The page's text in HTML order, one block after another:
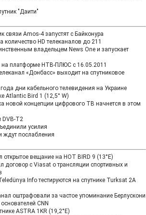
"Даити"
связи Amos-4 запустят с Байконура
количество HD телеканалов до 211
владельцем News One и запускает
на платформе НТВ-ПЛЮС с 16.05.2011
«Донбасс» выходит на спутниковое
дни кабельного телевидения на Украине
Atlantic Bird 1 (12,5° W)
новой концепции цифрового ТВ начнется в этом
DVB-T2
усилия
ждут послабления
открытое вещание на HOT BIRD 9 (13°E)
договор с Viasat о трансляции спортивных и
Info тестируются на спутнике Turksat 2A
оштрафовали за частое упоминание Берлускони
CNN
ASTRA 1KR (19,2°E)